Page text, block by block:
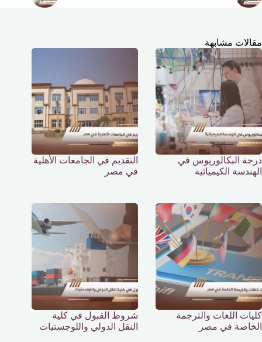
مقالات مشابهة
درجة البكالوريوس في
الهندسة الكيميائية
التقديم في الجامعات الأهلية
في مصر
كليات اللغات والترجمة
الخاصة في مصر
شروط القبول في كلية
النقل الدولي واللوجستيات